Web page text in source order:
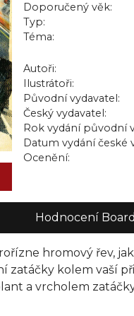
Doporučený věk:
Typ:
Téma:
Autoři:
Ilustrátoři:
Původní vydavatel:
Český vydavatel:
Rok vydání původní
Datum vydání české
Ocenění:
Hodnocení
hromový řev,
zatáčky kolem vaší
a vrcholem